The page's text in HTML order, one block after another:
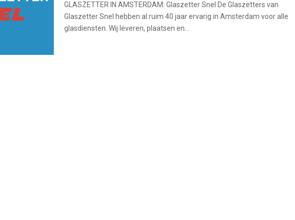
GLASZETTER IN AMSTERDAM: Glaszetter Snel De Glaszetters van
Glaszetter Snel hebben al ruim 40 jaar ervarig in Amsterdam voor alle
glasdiensten. Wij leveren, plaatsen en...